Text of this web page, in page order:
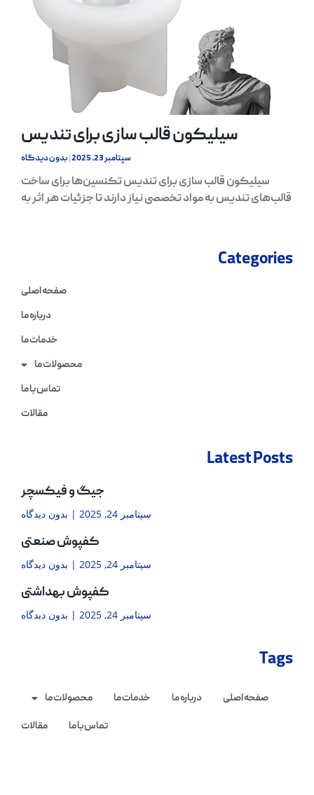
سیلیکون قالب سازی برای تندیس
سپتامبر 23, 2025 بدون دیدگاه
سیلیکون قالب سازی برای تندیس تکنسین‌ها برای ساخت
قالب‌های تندیس به مواد تخصصی نیاز دارند تا جزئیات هر اثر به
Categories
صفحه اصلی
درباره ما
خدمات ما
محصولات ما
تماس با ما
مقالات
Latest Posts
جیگ و فیکسچر
سپتامبر 24, 2025 بدون دیدگاه
کفپوش صنعتی
سپتامبر 24, 2025 بدون دیدگاه
کفپوش بهداشتی
سپتامبر 24, 2025 بدون دیدگاه
Tags
صفحه اصلی درباره ما خدمات ما
محصولات ما
تماس با ما
مقالات